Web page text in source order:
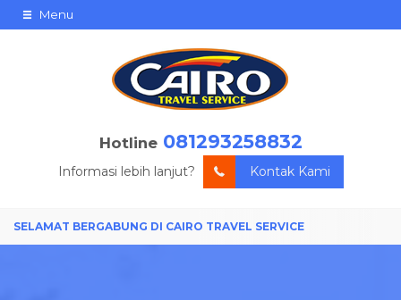
Menu
Hotline 081293258832
Informasi lebih lanjut? Kontak Kami